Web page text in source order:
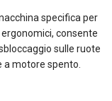
specifica per
consente
sulle ruote
motore spento.